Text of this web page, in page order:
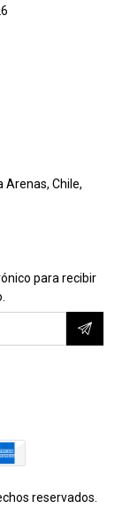
Arenas, Chile,
para recibir
reservados.